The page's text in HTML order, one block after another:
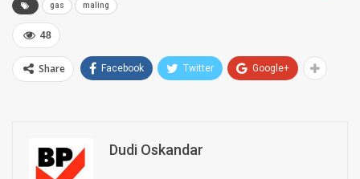
gas maling
48
Share Facebook Twitter Google+
Dudi Oskandar